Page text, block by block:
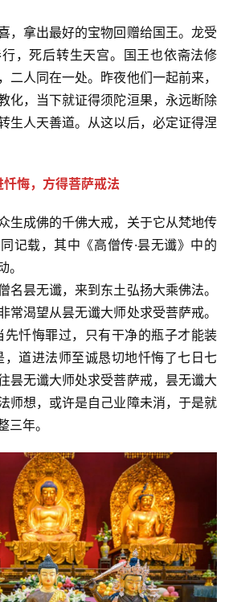
，拿出最好的宝物回赠给国王。龙受
，死后转生天宫。国王也依斋法修
二人同在一处。昨夜他们一起前来，
化，当下就证得须陀洹果，永远断除
生人天善道。从这以后，必定证得涅
忏悔，方得菩萨戒法
生成佛的千佛大戒，关于它从梵地传
记载，其中《高僧传·昙无谶》中的
名昙无谶，来到东土弘扬大乘佛法。
常渴望从昙无谶大师处求受菩萨戒。
先忏悔罪过，只有干净的瓶子才能装
，道进法师至诚恳切地忏悔了七日七
昙无谶大师处求受菩萨戒，昙无谶大
师想，或许是自己业障未消，于是就
三年。